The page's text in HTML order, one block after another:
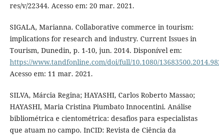
res/v/22344. Acesso em: 20 mar. 2021.
SIGALA, Marianna. Collaborative commerce in tourism:
implications for research and industry. Current Issues in
Tourism, Dunedin, p. 1-10, jun. 2014. Disponível em:
https://www.tandfonline.com/doi/full/10.1080/
Acesso em: 11 mar. 2021.
SILVA, Márcia Regina; HAYASHI, Carlos Roberto Massao;
HAYASHI, Maria Cristina Piumbato Innocentini. Análise
bibliométrica e cientométrica: desafios para especialistas
que atuam no campo. InCID: Revista de Ciência da